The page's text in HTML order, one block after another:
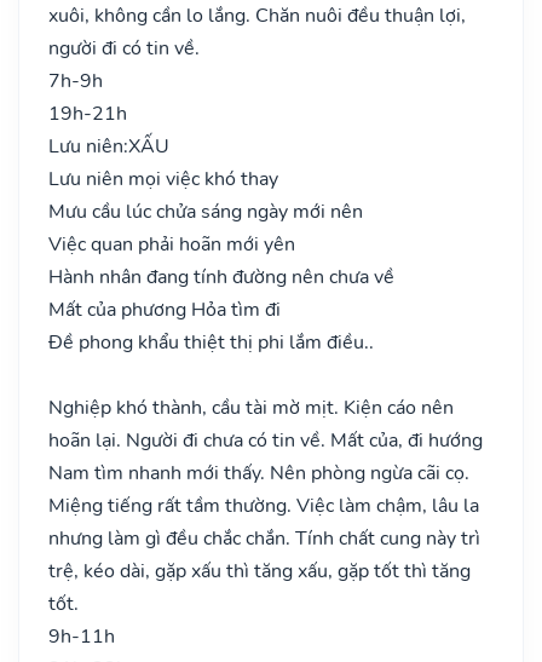
xuôi, không cần lo lắng. Chăn nuôi đều thuận lợi,
người đi có tin về.
7h-9h
19h-21h
Lưu niên:XẤU
Lưu niên mọi việc khó thay
Mưu cầu lúc chửa sáng ngày mới nên
Việc quan phải hoãn mới yên
Hành nhân đang tính đường nên chưa về
Mất của phương Hỏa tìm đi
Đề phong khẩu thiệt thị phi lắm điều..
Nghiệp khó thành, cầu tài mờ mịt. Kiện cáo nên
hoãn lại. Người đi chưa có tin về. Mất của, đi hướng
Nam tìm nhanh mới thấy. Nên phòng ngừa cãi cọ.
Miệng tiếng rất tầm thường. Việc làm chậm, lâu la
nhưng làm gì đều chắc chắn. Tính chất cung này trì
trệ, kéo dài, gặp xấu thì tăng xấu, gặp tốt thì tăng
tốt.
9h-11h